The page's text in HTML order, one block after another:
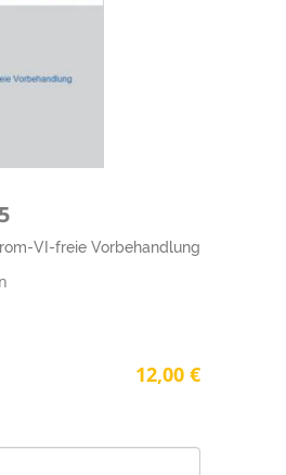
VI-freie Vorbehandlung
12,00 €